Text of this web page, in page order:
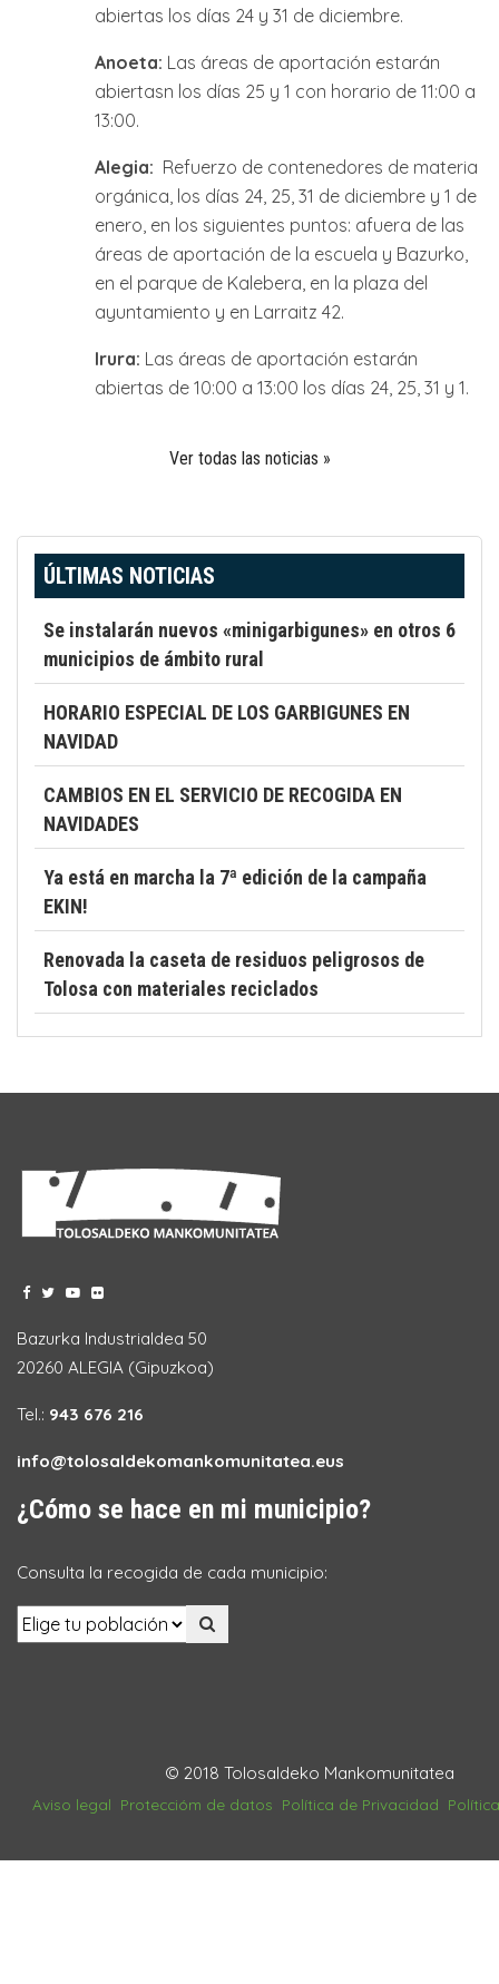
abiertas los días 24 y 31 de diciembre.
Anoeta: Las áreas de aportación estarán
abiertasn los días 25 y 1 con horario de 11:00 a
13:00.
Alegia: Refuerzo de contenedores de materia
orgánica, los días 24, 25, 31 de diciembre y 1 de
enero, en los siguientes puntos: afuera de las
áreas de aportación de la escuela y Bazurko,
en el parque de Kalebera, en la plaza del
ayuntamiento y en Larraitz 42.
Irura: Las áreas de aportación estarán
abiertas de 10:00 a 13:00 los días 24, 25, 31 y 1.
Ver todas las noticias »
ÚLTIMAS NOTICIAS
Se instalarán nuevos «minigarbigunes» en otros 6
municipios de ámbito rural
HORARIO ESPECIAL DE LOS GARBIGUNES EN
NAVIDAD
CAMBIOS EN EL SERVICIO DE RECOGIDA EN
NAVIDADES
Ya está en marcha la 7ª edición de la campaña
EKIN!
Renovada la caseta de residuos peligrosos de
Tolosa con materiales reciclados
Bazurka Industrialdea 50
20260 ALEGIA (Gipuzkoa)
Tel.: 943 676 216
info@tolosaldekomankomunitatea.eus
¿Cómo se hace en mi municipio?
Consulta la recogida de cada municipio:
© 2018 Tolosaldeko Mankomunitatea
Aviso legal Proteccióm de datos Política de Privacidad